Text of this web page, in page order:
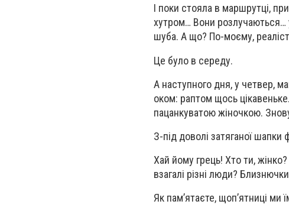
І поки стояла в маршрутці,
хутром… Вони розлучаються…
шуба. А що? По-моєму,
Це було в середу.
А наступного дня, у четвер,
оком: раптом щось
пацанкуватою жіночкою.
З-під доволі затяганої шапки
Хай йому грець! Хто ти,
взагалі різні люди?
Як пам’ятаєте, щоп’ятниці